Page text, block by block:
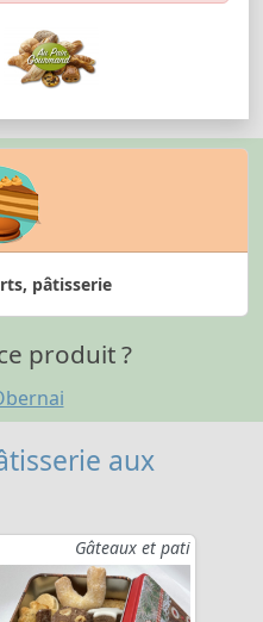
pâtisserie
produit ?
aux
Gâteaux et pati